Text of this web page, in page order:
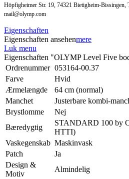
Höpfigheimer Str. 19, 74321 Bietigheim-Bissingen,
mail@olymp.com
Eigenschaften
Eigenschaften ansehenmere
Luk menu
Eigenschaften "OLYMP Level Five
Ordrenummer 053164-00.37
Farve
Hvid
Ærmelængde
64 cm (normal)
Manchet
Justerbare kombi-
Brystlomme
Nej
Bæredygtig
STANDARD 100 by
HTTI)
Vaskegenskab Maskinvask
Patch
Ja
Design &
Motiv
Almindelig